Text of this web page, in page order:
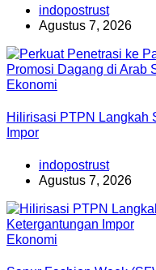
indopostrust
Agustus 7, 2026
Ekonomi
Hilirisasi PTPN Langkah
Impor
indopostrust
Agustus 7, 2026
Ekonomi